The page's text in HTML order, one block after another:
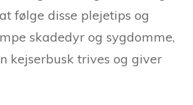
følge disse plejetips og
skadedyr og sygdomme,
kejserbusk trives og giver